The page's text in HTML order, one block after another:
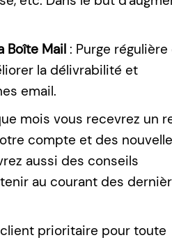
Boîte Mail: Purge régulière
la délivrabilité et
email.
mois vous recevrez un
compte et des
aussi des conseils
au courant des
prioritaire pour toute